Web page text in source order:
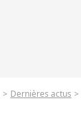
Dernières actus